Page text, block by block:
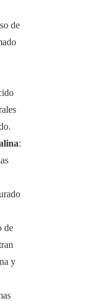
de
:
de
y